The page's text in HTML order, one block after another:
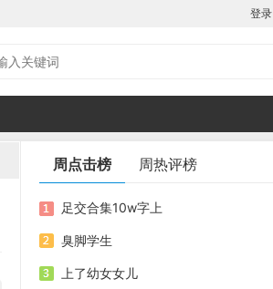
登录
周点击榜 周热评榜
足交合集10w字上
臭脚学生
上了幼女女儿